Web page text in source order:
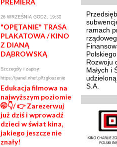
PREMIERA
26 WRZEŚNIA GODZ. 19:30
"OPĘTANIE" TRASA
PLAKATOWA / KINO
Z DIANĄ
DĄBROWSKĄ
Szczegóły i zapisy:
https://panel.nhef.pl/zgloszenie
Edukacja filmowa na
najwyższym poziomie
🤭👇/ 👉 Zarezerwuj
już dziś i wprowadź
dzieci w świat kina,
jakiego jeszcze nie
znały!
ramach
Rozwoju
Małych i
S.A.